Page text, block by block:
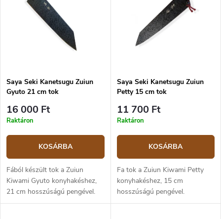
z
é
s
e
ABC szerint
s
t
á
j
Saya Seki Kanetsugu Zuiun
Gyuto 21 cm tok
16 000 Ft
Raktáron
KOSÁRBA
Fából készült tok a Zuiun
Kiwami Gyuto konyhakéshez,
21 cm hosszúságú pengével.
Saya Seki Kanetsugu Zuiun
Petty 15 cm tok
11 700 Ft
Raktáron
KOSÁRBA
Fa tok a Zuiun Kiwami Petty
konyhakéshez, 15 cm
hosszúságú pengével.